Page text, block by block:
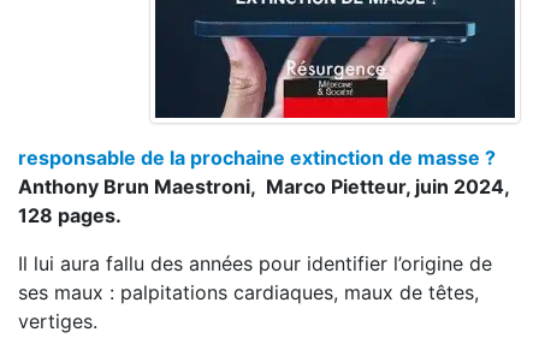
responsable de la prochaine extinction de masse ?
Anthony Brun Maestroni, Marco Pietteur, juin 2024,
128 pages.
Il lui aura fallu des années pour identifier l’origine de
ses maux : palpitations cardiaques, maux de têtes,
vertiges.